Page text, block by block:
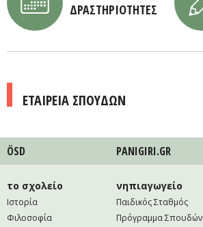
ΔΡΑΣΤΗΡΙΟΤΗΤΕΣ
ΕΤΑΙΡΕΙΑ ΣΠΟΥΔΩΝ
ÖSD PANIGIRI.GR
το σχολείο
Ιστορία
Φιλοσοφία
νηπιαγωγείο
Παιδικός Σταθμός
Πρόγραμμα Σπουδών